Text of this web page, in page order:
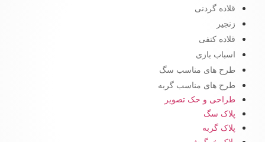
قلاده گردنی
زنجیر
قلاده کتفی
اسباب بازی
طرح های مناسب سگ
طرح های مناسب گربه
طراحی و حک تصویر
پلاک سگ
پلاک گربه